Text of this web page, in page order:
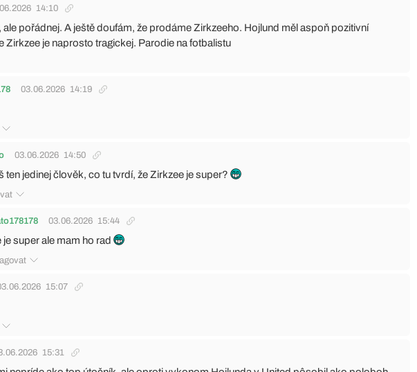
14:10
ale pořádnej. A ještě doufám, že prodáme Zirkzeeho. Hojlund měl aspoň pozitivní
Zirkzee je naprosto tragickej. Parodie na fotbalistu
03.06.2026 14:19
03.06.2026 14:50
ten jedinej člověk, co tu tvrdí, že Zirkzee je super?
03.06.2026 15:44
je super ale mam ho rad
15:07
15:31